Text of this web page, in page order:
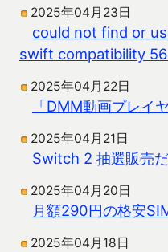
2025年04月23日
could not find or
swift compatibility 56
2025年04月22日
「DMM動画プレイ
2025年04月21日
Switch 2 抽選販売
2025年04月20日
月額290円の格安
2025年04月18日